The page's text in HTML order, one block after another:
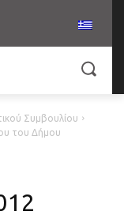
Συμβουλίου
του Δήμου